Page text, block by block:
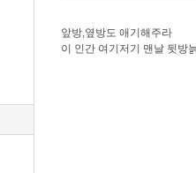
앞방,옆방도 애기해주라
이 인간 여기저기 맨날 뒷방